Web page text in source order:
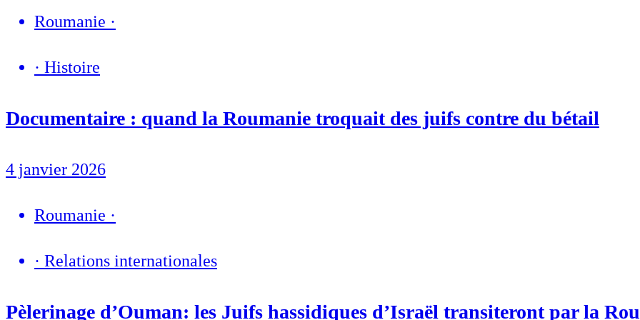
Roumanie ·
· Histoire
Documentaire : quand la Roumanie troquait des juifs contre du bétail
4 janvier 2026
Roumanie ·
· Relations internationales
Pèlerinage d’Ouman: les Juifs hassidiques d’Israël transiteront par la